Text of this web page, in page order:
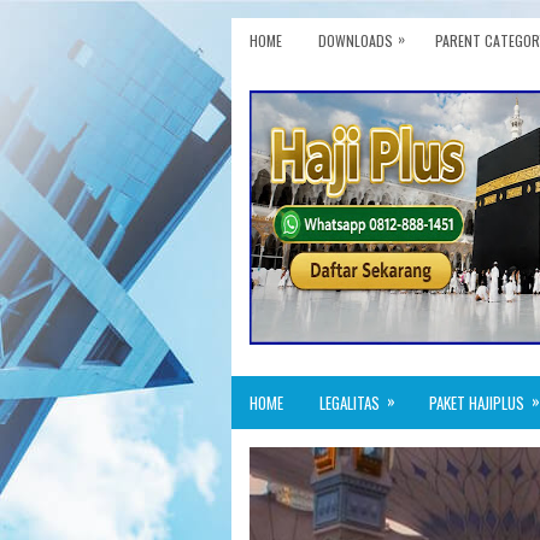
HOME DOWNLOADS » PARENT
HOME LEGALITAS » PAKET HAJIPLUS »